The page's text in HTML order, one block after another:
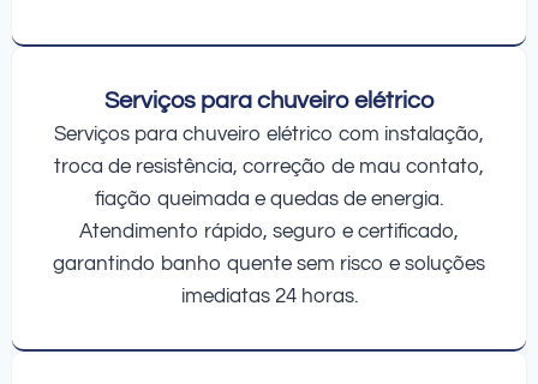
Serviços para chuveiro elétrico
Serviços para chuveiro elétrico com instalação,
troca de resistência, correção de mau contato,
fiação queimada e quedas de energia.
Atendimento rápido, seguro e certificado,
garantindo banho quente sem risco e soluções
imediatas 24 horas.